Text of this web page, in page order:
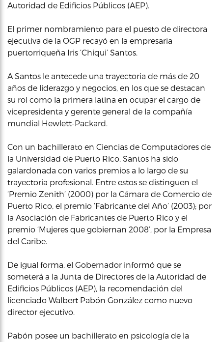
Autoridad de Edificios Públicos (AEP).
El primer nombramiento para el puesto de directora
ejecutiva de la OGP recayó en la empresaria
puertorriqueña Iris ‘Chiqui’ Santos.
A Santos le antecede una trayectoria de más de 20
años de liderazgo y negocios, en los que se destacan
su rol como la primera latina en ocupar el cargo de
vicepresidenta y gerente general de la compañía
mundial Hewlett-Packard.
Con un bachillerato en Ciencias de Computadores de
la Universidad de Puerto Rico, Santos ha sido
galardonada con varios premios a lo largo de su
trayectoria profesional. Entre estos se distinguen el
‘Premio Zenith’ (2000) por la Cámara de Comercio de
Puerto Rico, el premio ‘Fabricante del Año’ (2003); por
la Asociación de Fabricantes de Puerto Rico y el
premio ‘Mujeres que gobiernan 2008’, por la Empresa
del Caribe.
De igual forma, el Gobernador informó que se
someterá a la Junta de Directores de la Autoridad de
Edificios Públicos (AEP), la recomendación del
licenciado Walbert Pabón González como nuevo
director ejecutivo.
Pabón posee un bachillerato en psicología de la